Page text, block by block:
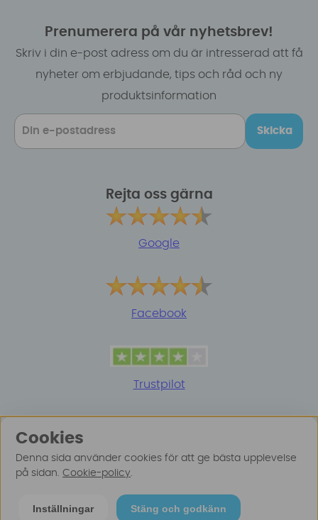
Prenumerera på vår nyhetsbrev!
Skriv i din e-post adress om du är intresserad att få
nyheter om erbjudande, tips och råd och ny
produktsinformation
Skicka
Rejta oss gärna
Google
Facebook
Trustpilot
mer här
Cookies
Denna sida använder cookies för att ge bästa upplevelse
på sidan. Cookie-policy.
Inställningar Stäng och godkänn